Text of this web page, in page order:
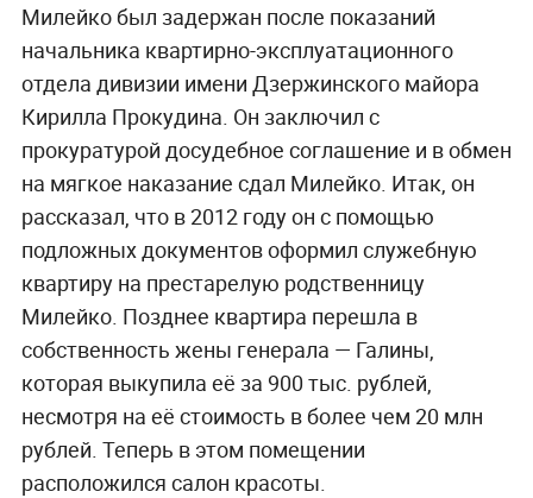
Милейко был задержан после показаний
начальника квартирно-эксплуатационного
отдела дивизии имени Дзержинского майора
Кирилла Прокудина. Он заключил с
прокуратурой досудебное соглашение и в обмен
на мягкое наказание сдал Милейко. Итак, он
рассказал, что в 2012 году он с помощью
подложных документов оформил служебную
квартиру на престарелую родственницу
Милейко. Позднее квартира перешла в
собственность жены генерала — Галины,
которая выкупила её за 900 тыс. рублей,
несмотря на её стоимость в более чем 20 млн
рублей. Теперь в этом помещении
расположился салон красоты.